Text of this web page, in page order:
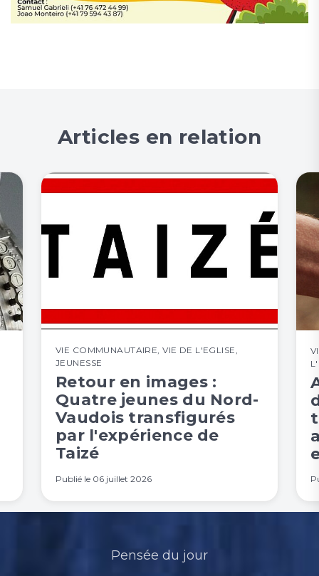
Articles en relation
VIE COMMUNAUTAIRE,VIE DE L'EGLISE,
JEUNESSE
Retour en images :
Quatre jeunes du Nord-
Vaudois transfigurés
par l'expérience de
Taizé
Publié le 06 juillet 2026
Pensée du jour